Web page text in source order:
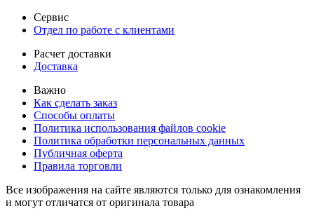
Сервис
Отдел по работе с клиентами
Расчет доставки
Доставка
Важно
Как сделать заказ
Способы оплаты
Политика использования файлов cookie
Политика обработки персональных данных
Публичная оферта
Правила торговли
Все изображения на сайте являются только для ознакомления
и могут отличатся от оригинала товара